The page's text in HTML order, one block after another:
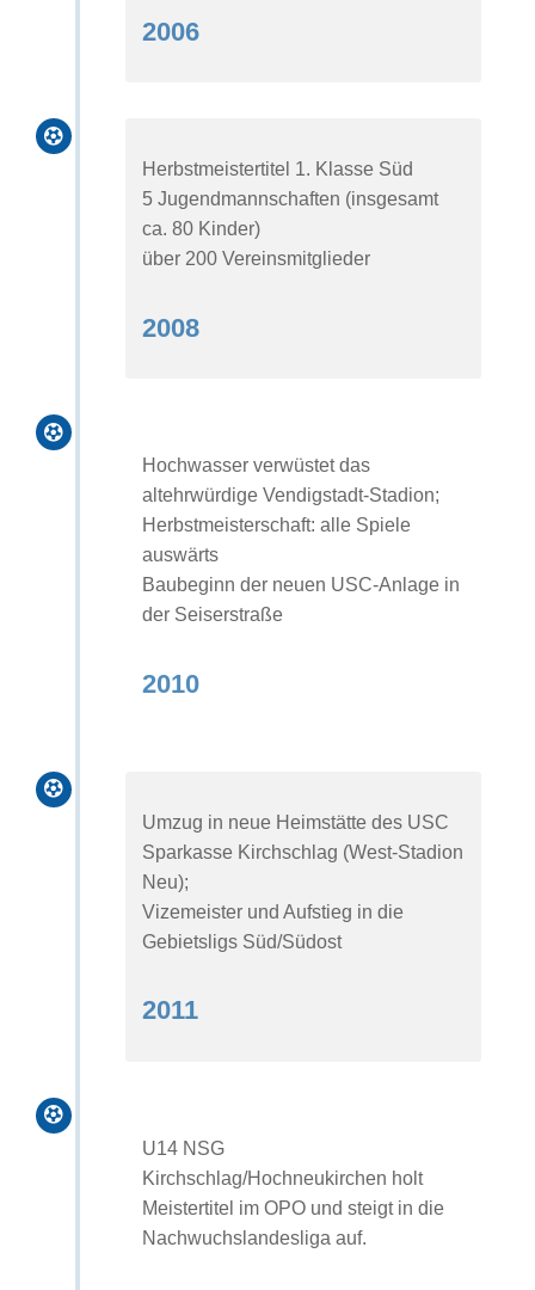
2006

Herbstmeistertitel 1. Klasse Süd
5 Jugendmannschaften (insgesamt
ca. 80 Kinder)
über 200 Vereinsmitglieder
2008

Hochwasser verwüstet das
altehrwürdige Vendigstadt-Stadion;
Herbstmeisterschaft: alle Spiele
auswärts
Baubeginn der neuen USC-Anlage in
der Seiserstraße
2010

Umzug in neue Heimstätte des USC
Sparkasse Kirchschlag (West-Stadion
Neu);
Vizemeister und Aufstieg in die
Gebietsligs Süd/Südost
2011

U14 NSG
Kirchschlag/Hochneukirchen holt
Meistertitel im OPO und steigt in die
Nachwuchslandesliga auf.